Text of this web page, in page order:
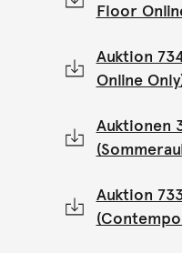
Floor
Auktion
Online
Auktionen
Auktion